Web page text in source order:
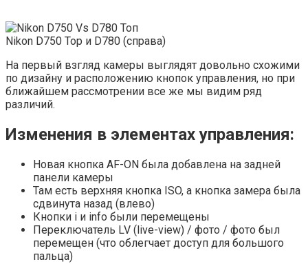
Nikon D750 Top и D780 (справа)
На первый взгляд камеры выглядят довольно схожими
по дизайну и расположению кнопок управления, но при
ближайшем рассмотрении все же мы видим ряд
различий.
Изменения в элементах управления:
Новая кнопка AF-ON была добавлена ​​на задней
панели камеры
Там есть верхняя кнопка ISO, а кнопка замера была
сдвинута назад (влево)
Кнопки i и info были перемещены
Переключатель LV (live-view) / фото / фото был
перемещен (что облегчает доступ для большого
пальца)